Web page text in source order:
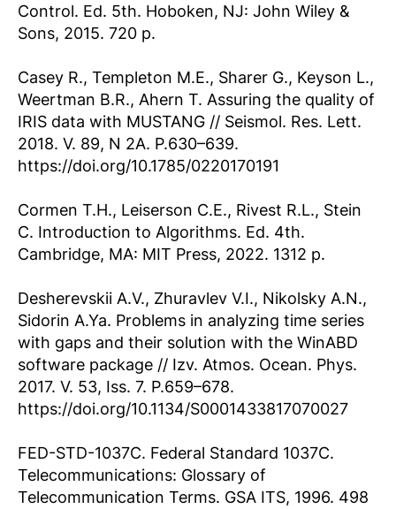
Control. Ed. 5th. Hoboken, NJ: John Wiley &
Sons, 2015. 720 p.
Casey R., Templeton M.E., Sharer G., Keyson L.,
Weertman B.R., Ahern T. Assuring the quality of
IRIS data with MUSTANG // Seismol. Res. Lett.
2018. V. 89, N 2A. P.630–639.
https://doi.org/10.1785/0220170191
Cormen T.H., Leiserson C.E., Rivest R.L., Stein
C. Introduction to Algorithms. Ed. 4th.
Cambridge, MA: MIT Press, 2022. 1312 p.
Desherevskii A.V., Zhuravlev V.I., Nikolsky A.N.,
Sidorin A.Ya. Problems in analyzing time series
with gaps and their solution with the WinABD
software package // Izv. Atmos. Ocean. Phys.
2017. V. 53, Iss. 7. P.659–678.
https://doi.org/10.1134/S0001433817070027
FED-STD-1037C. Federal Standard 1037C.
Telecommunications: Glossary of
Telecommunication Terms. GSA ITS, 1996. 498